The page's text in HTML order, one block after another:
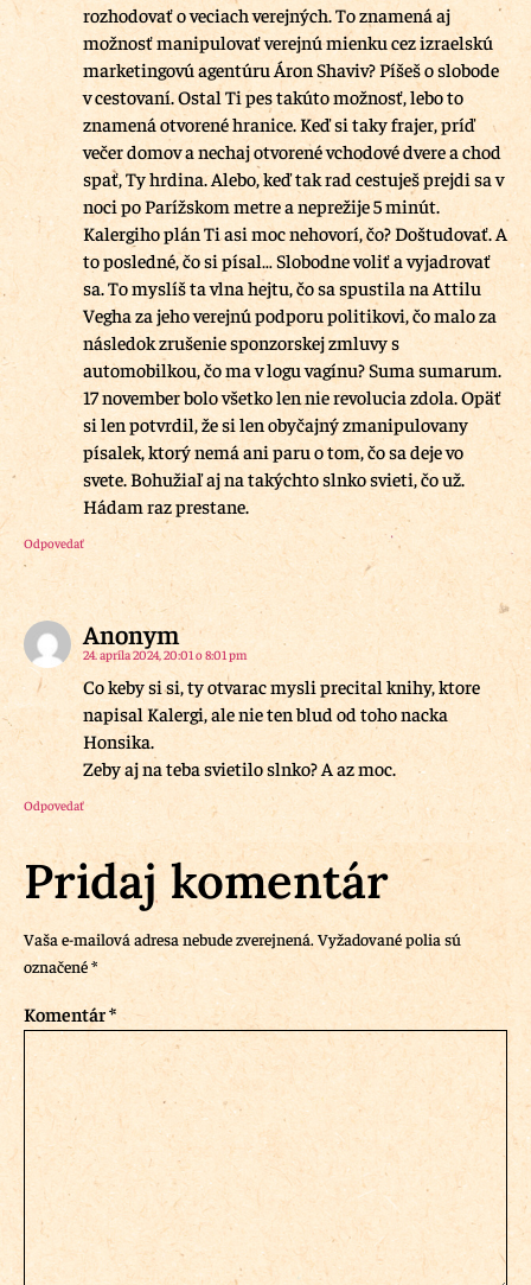
rozhodovať o veciach verejných. To znamená aj
možnosť manipulovať verejnú mienku cez izraelskú
marketingovú agentúru Áron Shaviv? Píšeš o slobode
v cestovaní. Ostal Ti pes takúto možnosť, lebo to
znamená otvorené hranice. Keď si taky frajer, príď
večer domov a nechaj otvorené vchodové dvere a chod
spať, Ty hrdina. Alebo, keď tak rad cestuješ prejdi sa v
noci po Parížskom metre a neprežije 5 minút.
Kalergiho plán Ti asi moc nehovorí, čo? Doštudovať. A
to posledné, čo si písal… Slobodne voliť a vyjadrovať
sa. To myslíš ta vlna hejtu, čo sa spustila na Attilu
Vegha za jeho verejnú podporu politikovi, čo malo za
následok zrušenie sponzorskej zmluvy s
automobilkou, čo ma v logu vagínu? Suma sumarum.
17 november bolo všetko len nie revolucia zdola. Opäť
si len potvrdil, že si len obyčajný zmanipulovany
písalek, ktorý nemá ani paru o tom, čo sa deje vo
svete. Bohužiaľ aj na takýchto slnko svieti, čo už.
Hádam raz prestane.
Odpovedať
Anonym
24. apríla 2024, 20:01 o 8:01 pm
Co keby si si, ty otvarac mysli precital knihy, ktore
napisal Kalergi, ale nie ten blud od toho nacka
Honsika.
Zeby aj na teba svietilo slnko? A az moc.
Odpovedať
Pridaj komentár
Vaša e-mailová adresa nebude zverejnená.Vyžadované polia sú
označené*
Komentár*